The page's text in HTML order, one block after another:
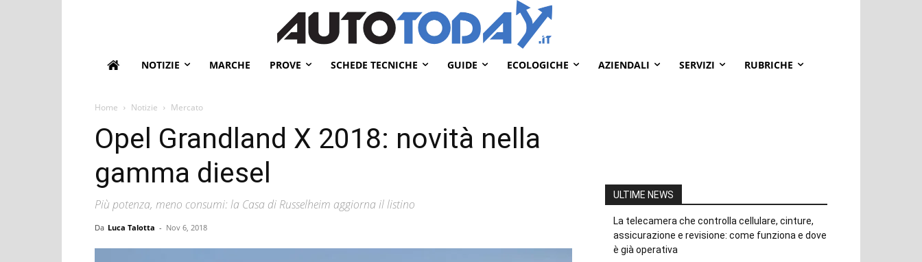
NOTIZIE MARCHE PROVE SCHEDE TECNICHE GUIDE ECOLOGICHE AZIENDALI SERVIZI RUBRICHE
Home Notizie Mercato
Opel Grandland X 2018: novità nella
gamma diesel
Più potenza, meno consumi: la Casa di Russelheim aggiorna il listino
Da Luca Talotta - Nov 6, 2018
ULTIME NEWS
La telecamera che controlla cellulare, cinture,
assicurazione e revisione: come funziona e dove
è già operativa